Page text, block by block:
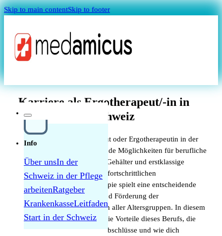
Skip to main contentSkip to footer
MAGAZIN
Magazin
Quellensteuer Lohnrechner
Info
Über unsIn der
Schweiz in der Pflege
arbeitenRatgeber
KrankenkasseLeitfaden
Start in der Schweiz
Karriere als Ergotherapeut/-in in
der Schweiz
Eine Karriere als Ergotherapeut oder Ergotherapeutin in der
Schweiz bietet dir hervorragende Möglichkeiten für berufliche
Weiterentwicklung, attraktive Gehälter und erstklassige
Arbeitsbedingungen in einem fortschrittlichen
Gesundheitssystem. Ergotherapie spielt eine entscheidende
Rolle bei der Rehabilitation und Förderung der
Selbstständigkeit von Patienten aller Altersgruppen. In diesem
Artikel erfährst du alles über die Vorteile dieses Berufs, die
Anerkennung ausländischer Abschlüsse und wie dich